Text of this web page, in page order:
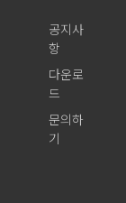
공지사
항
다운로
드
문의하
기